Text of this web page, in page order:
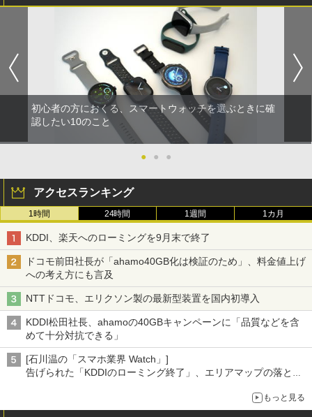
初心者の方におくる、スマートウォッチを選ぶときに確
認したい10のこと
● ● ●
アクセスランキング
1時間 24時間 1週間 1カ月
KDDI、楽天へのローミングを9月末で終了
ドコモ前田社長が「ahamo40GB化は検証のため」、料金値上げ
への考え方にも言及
NTTドコモ、エリクソン製の最新型装置を国内初導入
KDDI松田社長、ahamoの40GBキャンペーンに「品質などを含
めて十分対抗できる」
[石川温の「スマホ業界 Watch」]
告げられた「KDDIのローミング終了」、エリアマップの落とし
もっと見る